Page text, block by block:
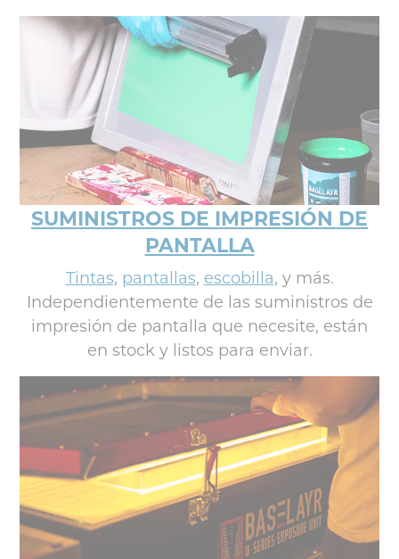
SUMINISTROS DE IMPRESIÓN DE
PANTALLA
Tintas, pantallas, escobilla, y más.
Independientemente de las suministros de
impresión de pantalla que necesite, están
en stock y listos para enviar.